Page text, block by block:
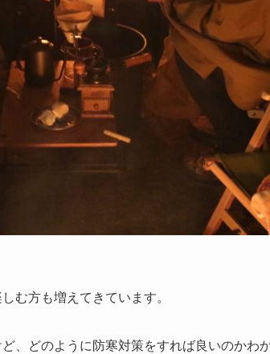
む方も増えてきています。
、どのように防寒対策をすれば良いのかわ